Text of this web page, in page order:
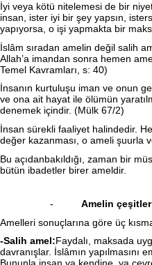
İyi veya kötü nitelemesi de bir
insan, ister iyi bir şey yapsın,
yapıyorsa, o işi yapmakta bir
İslâm sıradan amelin değil salih
Allah’a imandan sonra hemen
Temel Kavramları, s: 40)
İnsanın kurtuluşu iman ve onun
ve ona ait hayat ile ölümün
denemek içindir. (Mülk 67/2)
İnsan sürekli faaliyet halindedir.
değer kazanması, o ameli şuurla
Bu açıdanbakıldığı, zaman bir
bütün ibadetler birer ameldir.
- Amelin
Amelleri sonuçlarına göre üç
-Salih amel:Faydalı, maksada
davranışlar. İslâmın yapılmasını